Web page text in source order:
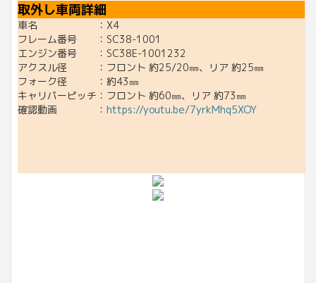
取外し車両詳細
車名 ：X4
フレーム番号 ：SC38-1001
エンジン番号 ：SC38E-1001232
アクスル径 ：フロント 約25/20㎜、リア 約25㎜
フォーク径 ：約43㎜
キャリパーピッチ：フロント 約60㎜、リア 約73㎜
確認動画 ： https://youtu.be/7yrkMhq5XOY